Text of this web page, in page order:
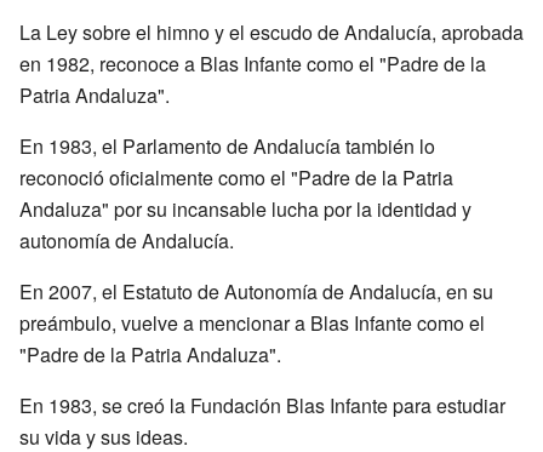
La Ley sobre el himno y el escudo de Andalucía, aprobada
en 1982, reconoce a Blas Infante como el "Padre de la
Patria Andaluza".
En 1983, el Parlamento de Andalucía también lo
reconoció oficialmente como el "Padre de la Patria
Andaluza" por su incansable lucha por la identidad y
autonomía de Andalucía.
En 2007, el Estatuto de Autonomía de Andalucía, en su
preámbulo, vuelve a mencionar a Blas Infante como el
"Padre de la Patria Andaluza".
En 1983, se creó la Fundación Blas Infante para estudiar
su vida y sus ideas.